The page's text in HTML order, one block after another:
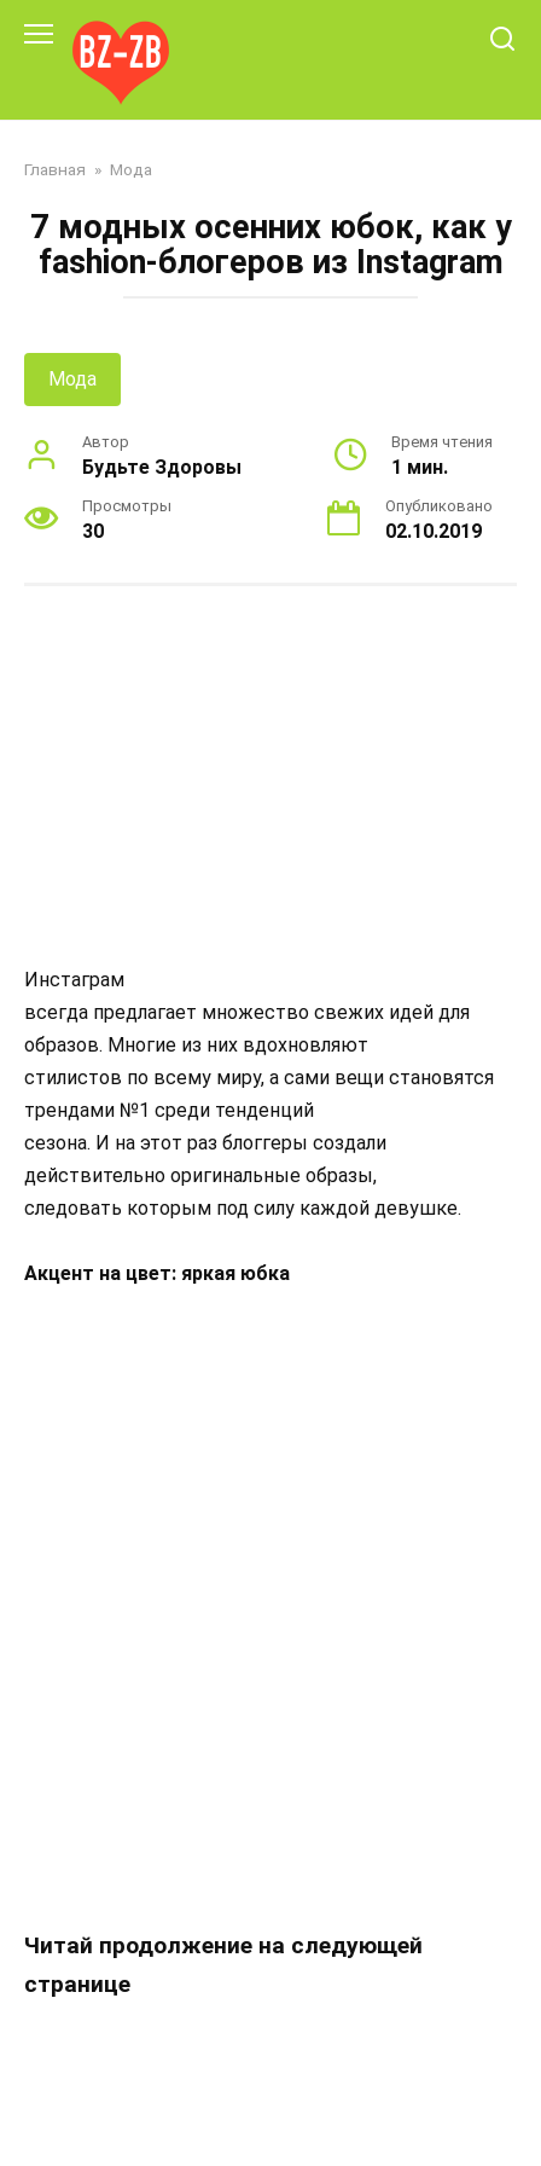
контенту
Главная » Мода
7 модных осенних юбок, как у
fashion-блогеров из Instagram
Мода
Автор
Будьте Здоровы
Время чтения
1 мин.
Просмотры
30
Опубликовано
02.10.2019
Инстаграм
всегда предлагает множество свежих идей для
образов. Многие из них вдохновляют
стилистов по всему миру, а сами вещи становятся
трендами №1 среди тенденций
сезона. И на этот раз блоггеры создали
действительно оригинальные образы,
следовать которым под силу каждой девушке.
Акцент на цвет: яркая юбка
Читай продолжение на следующей
странице